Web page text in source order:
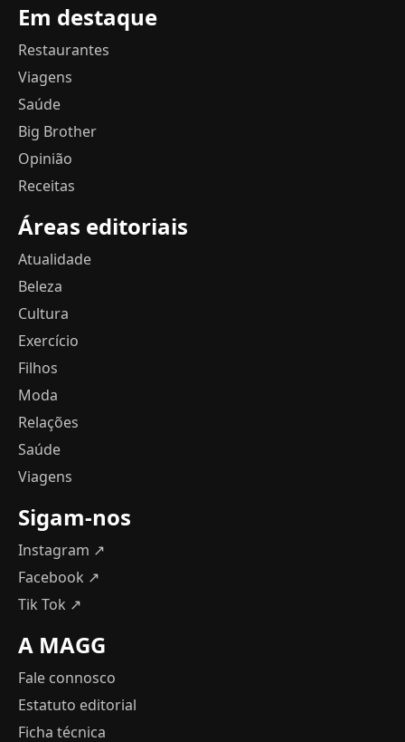
Em destaque
Restaurantes
Viagens
Saúde
Big Brother
Opinião
Receitas
Áreas editoriais
Atualidade
Beleza
Cultura
Exercício
Filhos
Moda
Relações
Saúde
Viagens
Sigam-nos
Instagram ↗
Facebook ↗
Tik Tok ↗
A MAGG
Fale connosco
Estatuto editorial
Ficha técnica